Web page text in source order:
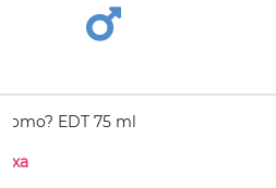
Uomo? EDT 75 ml